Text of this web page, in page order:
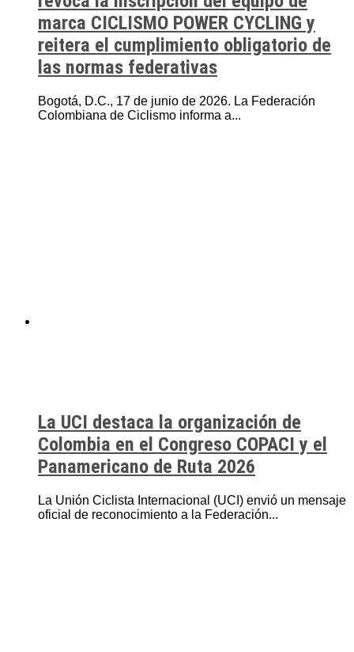
marca CICLISMO POWER CYCLING y
reitera el cumplimiento obligatorio de
las normas federativas
Bogotá, D.C., 17 de junio de 2026. La Federación
Colombiana de Ciclismo informa a...
La UCI destaca la organización de
Colombia en el Congreso COPACI y el
Panamericano de Ruta 2026
La Unión Ciclista Internacional (UCI) envió un mensaje
oficial de reconocimiento a la Federación...